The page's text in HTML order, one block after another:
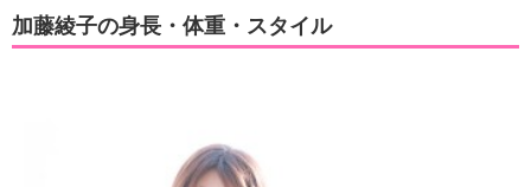
加藤綾子の身長・体重・スタイル